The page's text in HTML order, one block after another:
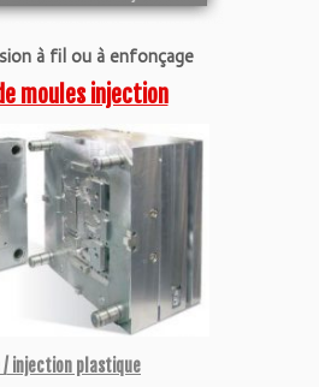
à fil ou à enfonçage
moules injection
/ injection plastique